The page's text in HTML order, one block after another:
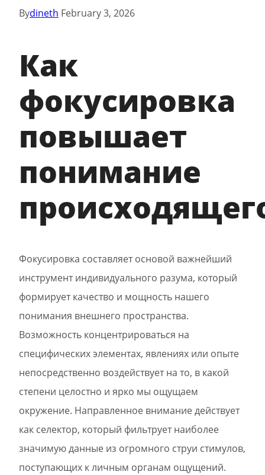
Bydineth February 3, 2026
Как
фокусировка
повышает
понимание
Фокусировка составляет основой важнейший
инструмент индивидуального разума, который
формирует качество и мощность нашего
понимания внешнего пространства.
Возможность концентрироваться на
специфических элементах, явлениях или опыте
непосредственно воздействует на то, в какой
степени целостно и ярко мы ощущаем
окружение. Направленное внимание действует
как селектор, который фильтрует наиболее
значимую данные из огромного струи стимулов,
поступающих к личным органам ощущений.